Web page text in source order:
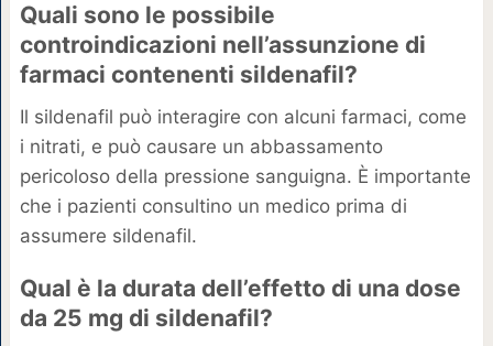
Quali sono le possibile
controindicazioni nell’assunzione di
farmaci contenenti sildenafil?
Il sildenafil può interagire con alcuni farmaci, come
i nitrati, e può causare un abbassamento
pericoloso della pressione sanguigna. È importante
che i pazienti consultino un medico prima di
assumere sildenafil.
Qual è la durata dell’effetto di una dose
da 25 mg di sildenafil?